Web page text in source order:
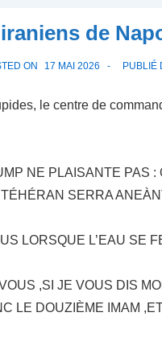
de
ON 17 MAI 2026 PUBLIÉ
le centre de
NE PLAISANTE PAS
SERRA
LORSQUE L’EAU SE
,SI JE VOUS DIS
LE DOUZIÈME IMAM